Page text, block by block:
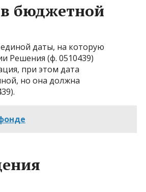
бюджетной
даты, на которую
Решения (ф. 0510439)
при этом дата
но она должна